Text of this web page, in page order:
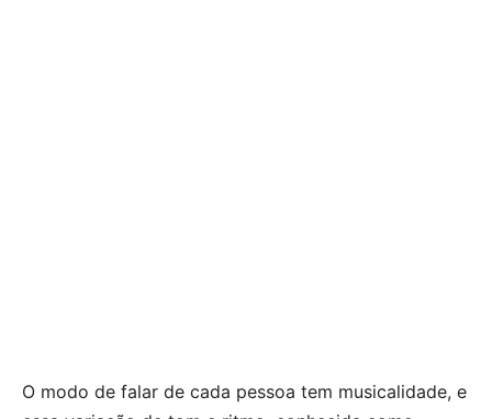
O modo de falar de cada pessoa tem musicalidade, e